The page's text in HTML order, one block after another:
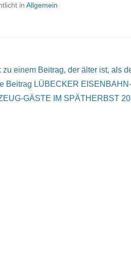
in Allgemein
Übersicht
einem Beitrag, der älter ist, als
Beitrag LÜBECKER EISENBAHN-
GÄSTE IM SPÄTHERBST